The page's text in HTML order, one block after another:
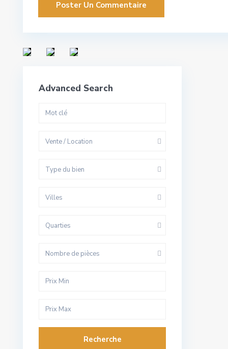
Advanced Search
Vente / Location
Type du bien
Villes
Quarties
Nombre de pièces
Recherche